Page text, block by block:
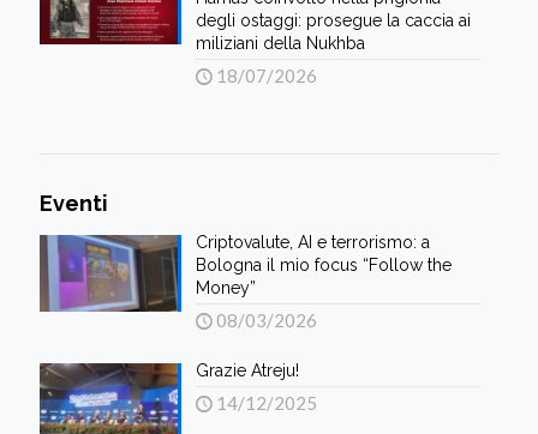
degli ostaggi: prosegue la caccia ai
miliziani della Nukhba
18/07/2026
Eventi
Criptovalute, AI e terrorismo: a
Bologna il mio focus “Follow the
Money”
08/03/2026
Grazie Atreju!
14/12/2025